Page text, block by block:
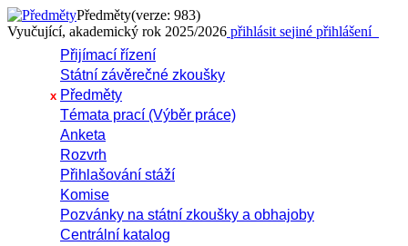
Předměty(verze: 983)
Vyučující, akademický rok 2025/2026 přihlásit sejiné přihlášení
Přijímací řízení
Státní závěrečné zkoušky
x Předměty
Témata prací (Výběr práce)
Anketa
Rozvrh
Přihlašování stáží
Komise
Pozvánky na státní zkoušky a obhajoby
Centrální katalog